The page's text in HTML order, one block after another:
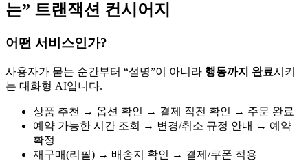
는” 트랜잭션 컨시어지
어떤 서비스인가?
사용자가 묻는 순간부터 “설명”이 아니라 행동까지 완료시키
는 대화형 AI입니다.
상품 추천 → 옵션 확인 → 결제 직전 확인 → 주문 완료
예약 가능한 시간 조회 → 변경/취소 규정 안내 → 예약
확정
재구매(리필) → 배송지 확인 → 결제/쿠폰 적용